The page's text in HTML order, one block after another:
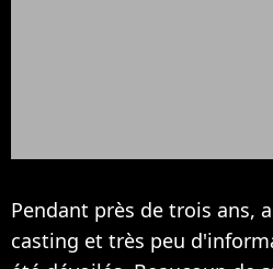
Pendant près de trois ans,
casting et très peu